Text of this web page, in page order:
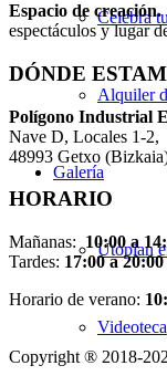
Celebra
Alquiler
Galería
Utopian
Videoteca
Espacio de creación.
espectáculos y lugar
DÓNDE
Polígono Industrial
Nave D, Locales 1-2,
48993 Getxo
HORARIO
Mañanas: 10:00 a
Tardes: 17:00 a 20:00
Horario de verano:
Copyright ® 2018-